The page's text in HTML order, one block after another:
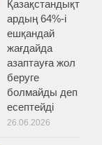
Қазақстандықт
ардың 64%-і
ешқандай
жағдайда
азаптауға жол
беруге
болмайды деп
есептейді
26.06.2026